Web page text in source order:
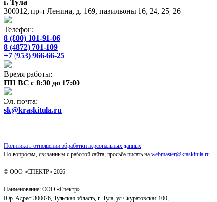
г. Тула
300012, пр-т Ленина, д. 169, павильоны 16, 24, 25, 26
Телефон:
8 (800) 101-91-06
8 (4872) 701-109
+7 (953) 966-66-25
Время работы:
ПН-ВС с 8:30 до 17:00
Эл. почта:
sk@kraskitula.ru
Политика в отношении обработки персональных данных
По вопросам, связанным с работой сайта, просьба писать на webmaster@kraskitula.ru
© ООО «СПЕКТР» 2026
Наименование: ООО «Спектр»
Юр. Адрес: 300026, Тульская область, г. Тула, ул.Скуратовская 100,